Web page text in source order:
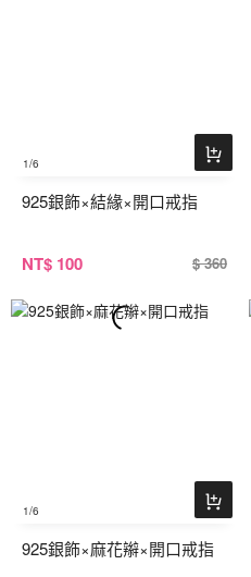
1/6
925銀飾×結緣×開口戒指
NT$ 100 $ 360
1/6
925銀飾×麻花辮×開口戒指